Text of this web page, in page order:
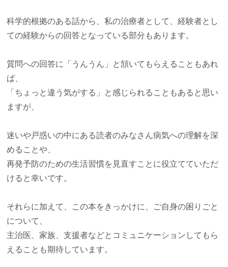
科学的根拠のある話から、私の治療者として、経験者とし
ての経験からの回答となっている部分もあります。
質問への回答に「うんうん」と頷いてもらえることもあれ
ば、
「ちょっと違う気がする」と感じられることもあると思い
ますが、
迷いや戸惑いの中にある読者のみなさん病気への理解を深
めることや、
再発予防のための生活習慣を見直すことに役立てていただ
けると幸いです。
それらに加えて、この本をきっかけに、ご自身の困りごと
について、
主治医、家族、支援者などとコミュニケーションしてもら
えることも期待しています。